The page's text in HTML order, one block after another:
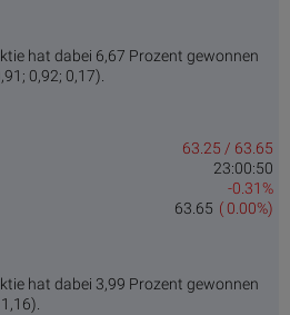
hat dabei 6,67 Prozent gewonnen
0,92; 0,17).
63.25 / 63.65
23:00:50
-0.31%
( 0.00%)
63.65
hat dabei 3,99 Prozent gewonnen